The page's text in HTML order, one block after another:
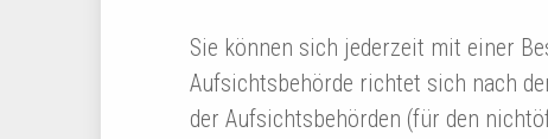
Sie können sich jederzeit mit einer
Aufsichtsbehörde richtet sich nach
der Aufsichtsbehörden (für den